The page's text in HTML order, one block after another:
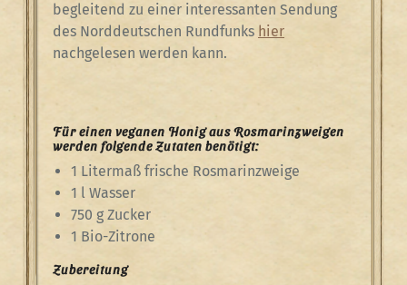
begleitend zu einer interessanten Sendung
des Norddeutschen Rundfunks hier
nachgelesen werden kann.
Für einen veganen Honig aus Rosmarinzweigen
werden folgende Zutaten benötigt:
1 Litermaß frische Rosmarinzweige
1 l Wasser
750 g Zucker
1 Bio-Zitrone
Zubereitung